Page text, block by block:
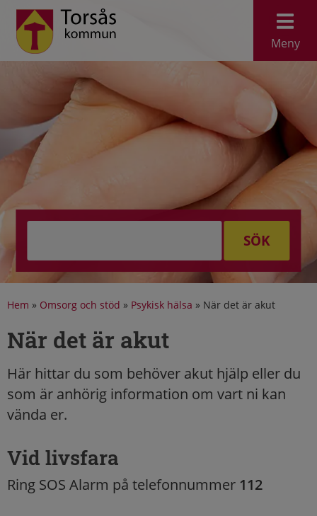
Meny
SÖK
Hem » Omsorg och stöd » Psykisk hälsa » När det är akut
När det är akut
Här hittar du som behöver akut hjälp eller du
som är anhörig information om vart ni kan
vända er.
Vid livsfara
Ring SOS Alarm på telefonnummer 112